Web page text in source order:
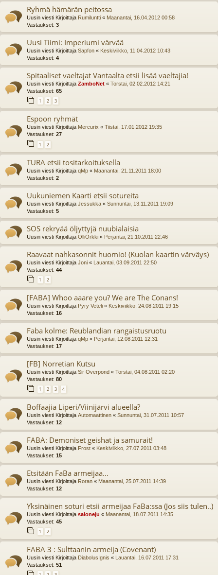
Ryhmä hämärän peitossa
Uusin viesti Kirjoittaja Rumiluntti « Maanantai, 16.04.2012 00:58
Vastaukset: 3
Uusi Tiimi: Imperiumi värvää
Uusin viesti Kirjoittaja Sapfon « Keskiviikko, 11.04.2012 10:43
Vastaukset: 4
Spitaaliset vaeltajat Vantaalta etsii lisää vaeltajia!
Uusin viesti Kirjoittaja ZamboNet « Torstai, 02.02.2012 14:21
Vastaukset: 65
1 2 3
Espoon ryhmät
Uusin viesti Kirjoittaja Mercurix « Tiistai, 17.01.2012 19:35
Vastaukset: 27
1 2
TURA etsii tositarkoituksella
Uusin viesti Kirjoittaja qMp « Maanantai, 21.11.2011 18:00
Vastaukset: 2
Uukuniemen Kaarti etsii sotureita
Uusin viesti Kirjoittaja Jessukka « Sunnuntai, 13.11.2011 19:09
Vastaukset: 5
SOS rekryää öljyttyjä nuubialaisia
Uusin viesti Kirjoittaja OlliÖrkki « Perjantai, 21.10.2011 22:46
Raavaat nahkasonnit huomio! (Kuolan kaartin värväys)
Uusin viesti Kirjoittaja Joni « Lauantai, 03.09.2011 22:50
Vastaukset: 44
1 2
[FABA] Whoo aaare you? We are The Conans!
Uusin viesti Kirjoittaja Pyry Veteli « Keskiviikko, 24.08.2011 19:15
Vastaukset: 16
Faba kolme: Reublandian rangaistusruotu
Uusin viesti Kirjoittaja qMp « Perjantai, 12.08.2011 12:31
Vastaukset: 17
[FB] Norretian Kutsu
Uusin viesti Kirjoittaja Sir Overpond « Torstai, 04.08.2011 02:20
Vastaukset: 80
1 2 3 4
Boffaajia Liperi/Viinijärvi alueella?
Uusin viesti Kirjoittaja Automaattinen « Sunnuntai, 31.07.2011 10:57
Vastaukset: 12
FABA: Demoniset geishat ja samurait!
Uusin viesti Kirjoittaja Frost « Keskiviikko, 27.07.2011 03:48
Vastaukset: 15
Etsitään FaBa armeijaa...
Uusin viesti Kirjoittaja Roran « Maanantai, 25.07.2011 14:39
Vastaukset: 12
Yksinäinen soturi etsii armeijaa FaBa:ssa (Jos siis tulen..)
Uusin viesti Kirjoittaja saloneju « Maanantai, 18.07.2011 14:35
Vastaukset: 45
1 2
FABA 3 : Sulttaanin armeija (Covenant)
Uusin viesti Kirjoittaja DiabolusIgnis « Lauantai, 16.07.2011 17:31
Vastaukset: 51